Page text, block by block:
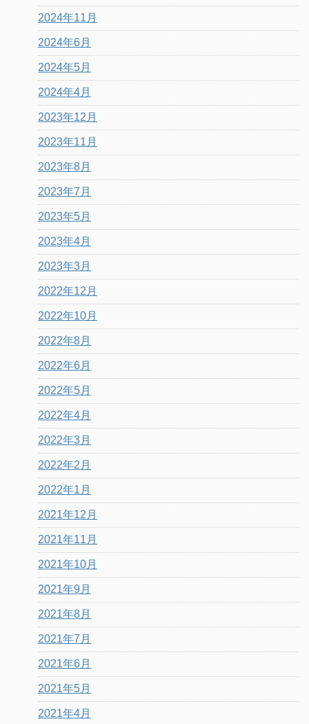
2024年11月
2024年6月
2024年5月
2024年4月
2023年12月
2023年11月
2023年8月
2023年7月
2023年5月
2023年4月
2023年3月
2022年12月
2022年10月
2022年8月
2022年6月
2022年5月
2022年4月
2022年3月
2022年2月
2022年1月
2021年12月
2021年11月
2021年10月
2021年9月
2021年8月
2021年7月
2021年6月
2021年5月
2021年4月